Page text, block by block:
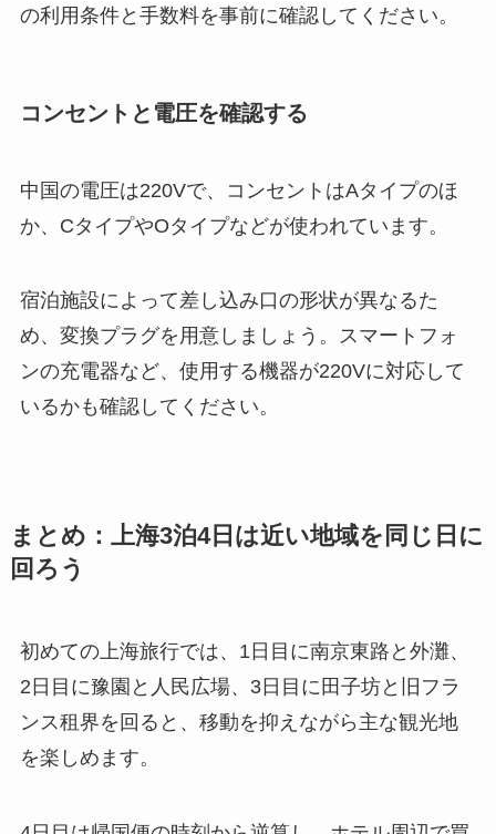
の利用条件と手数料を事前に確認してください。
コンセントと電圧を確認する
中国の電圧は220Vで、コンセントはAタイプのほ
か、CタイプやOタイプなどが使われています。
宿泊施設によって差し込み口の形状が異なるた
め、変換プラグを用意しましょう。スマートフォ
ンの充電器など、使用する機器が220Vに対応して
いるかも確認してください。
まとめ：上海3泊4日は近い地域を同じ日に
回ろう
初めての上海旅行では、1日目に南京東路と外灘、
2日目に豫園と人民広場、3日目に田子坊と旧フラ
ンス租界を回ると、移動を抑えながら主な観光地
を楽しめます。